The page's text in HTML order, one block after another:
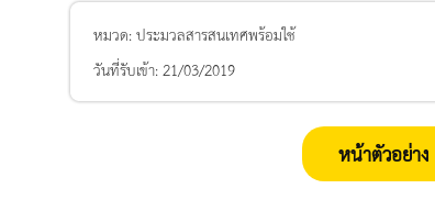
หมวด:ประมวลสารสนเทศพร้อมใช้
วันที่รับเข้า:21/03/2019
หน้าตัวอย่าง